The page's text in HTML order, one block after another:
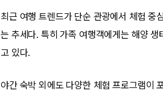
최근 여행 트렌드가 단순 관광에서 체험 중
는 추세다. 특히 가족 여행객에게는 해양
고 있다.
야간 숙박 외에도 다양한 체험 프로그램이